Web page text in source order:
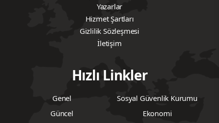
Yazarlar
Hizmet Şartları
Gizlilik Sözleşmesi
İletişim
Hızlı Linkler
Genel
Sosyal Güvenlik Kurumu
Güncel
Ekonomi